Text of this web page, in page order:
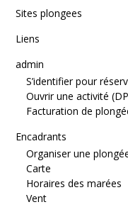
Sites plongees
Liens
admin
S’identifier pour
Ouvrir une activité
Facturation de
Encadrants
Organiser une
Carte
Horaires des marées
Vent